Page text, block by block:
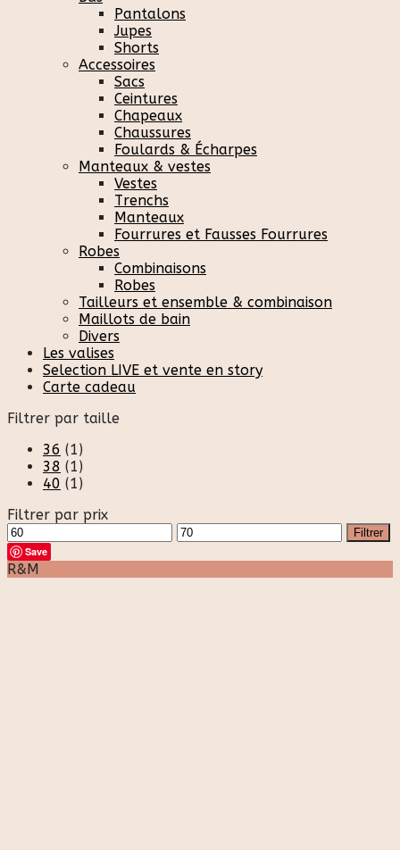
Pantalons
Jupes
Shorts
Accessoires
Sacs
Ceintures
Chapeaux
Chaussures
Foulards & Écharpes
Manteaux & vestes
Vestes
Trenchs
Manteaux
Fourrures et Fausses Fourrures
Robes
Combinaisons
Robes
Tailleurs et ensemble & combinaison
Maillots de bain
Divers
Les valises
Selection LIVE et vente en story
Carte cadeau
Filtrer par taille
36 (1)
38 (1)
40 (1)
Filtrer par prix
Prix
min
Prix
max
Filtrer
Save
R&M